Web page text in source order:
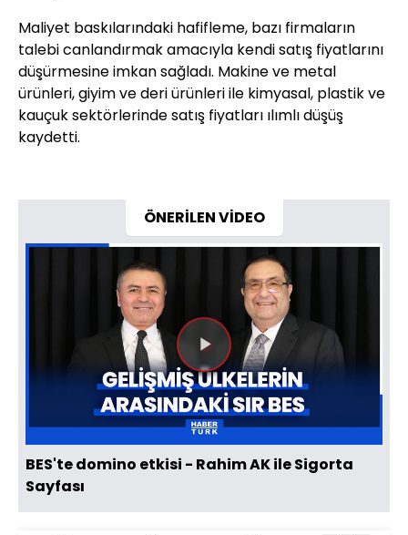
Maliyet baskılarındaki hafifleme, bazı firmaların
talebi canlandırmak amacıyla kendi satış fiyatlarını
düşürmesine imkan sağladı. Makine ve metal
ürünleri, giyim ve deri ürünleri ile kimyasal, plastik ve
kauçuk sektörlerinde satış fiyatları ılımlı düşüş
kaydetti.
ÖNERİLEN VİDEO
Videoyu
Oynat
BES'te domino etkisi - Rahim AK ile Sigorta
Sayfası